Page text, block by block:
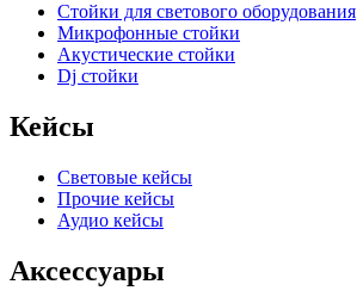
Стойки для светового оборудования
Микрофонные стойки
Акустические стойки
Dj стойки
Кейсы
Световые кейсы
Прочие кейсы
Аудио кейсы
Аксессуары